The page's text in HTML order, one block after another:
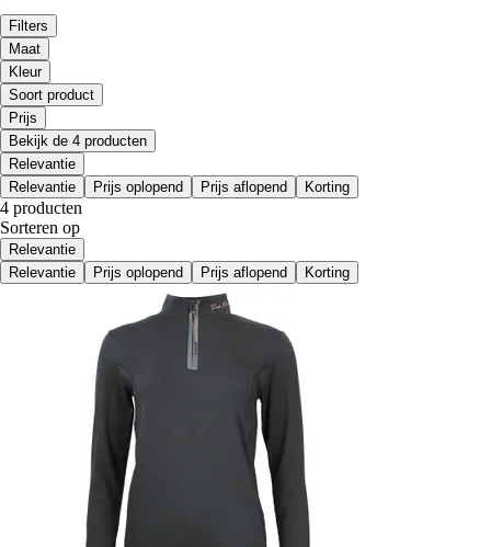
Filters
Maat
Kleur
Soort product
Prijs
Bekijk de 4 producten
Relevantie
Relevantie
Prijs oplopend Prijs aflopend Korting
4 producten
Sorteren op
Relevantie
Relevantie
Prijs oplopend Prijs aflopend Korting